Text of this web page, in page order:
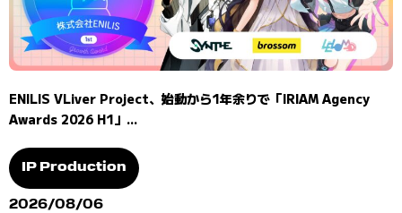
ENILIS VLiver Project、始動から1年余りで「IRIAM Agency
Awards 2026 H1」...
IP Production
2026/08/06